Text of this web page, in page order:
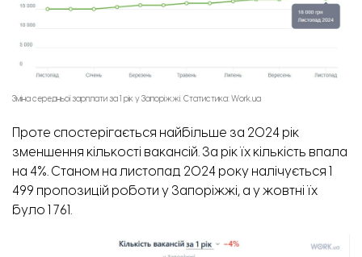
Зміна середньої зарплати за 1 рік у Запоріжжі. Статистика: Work.ua
Проте спостерігається найбільше за 2024 рік
зменшення кількості вакансій. За рік їх кількість впала
на 4%. Станом на листопад 2024 року налічується 1
499 пропозицій роботи у Запоріжжі, а у жовтні їх
було 1 761.